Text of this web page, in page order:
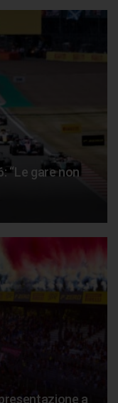
“Le gare non
a